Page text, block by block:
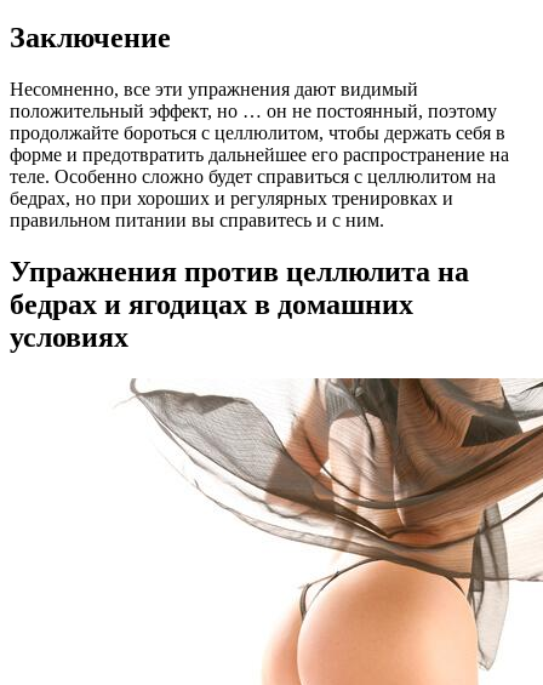
Заключение
Несомненно, все эти упражнения дают видимый
положительный эффект, но … он не постоянный, поэтому
продолжайте бороться с целлюлитом, чтобы держать себя в
форме и предотвратить дальнейшее его распространение на
теле. Особенно сложно будет справиться с целлюлитом на
бедрах, но при хороших и регулярных тренировках и
правильном питании вы справитесь и с ним.
Упражнения против целлюлита на
бедрах и ягодицах в домашних
условиях